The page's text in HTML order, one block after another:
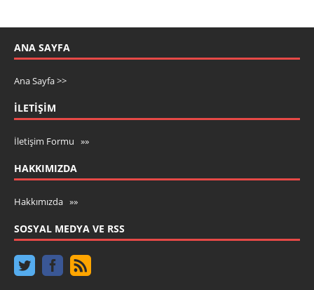
ANA SAYFA
Ana Sayfa >>
İLETIŞIM
İletişim Formu »»
HAKKIMIZDA
Hakkımızda »»
SOSYAL MEDYA VE RSS